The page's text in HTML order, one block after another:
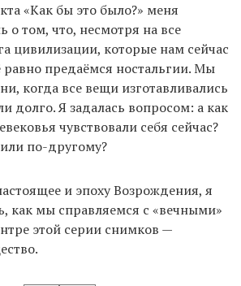
«Как бы это было?» меня
о том, что, несмотря на все
цивилизации, которые нам сейчас
предаёмся ностальгии. Мы
когда все вещи изготавливались
долго. Я задалась вопросом: а как
чувствовали себя сейчас?
по-другому?
и эпоху Возрождения, я
как мы справляемся с «вечными»
этой серии снимков —